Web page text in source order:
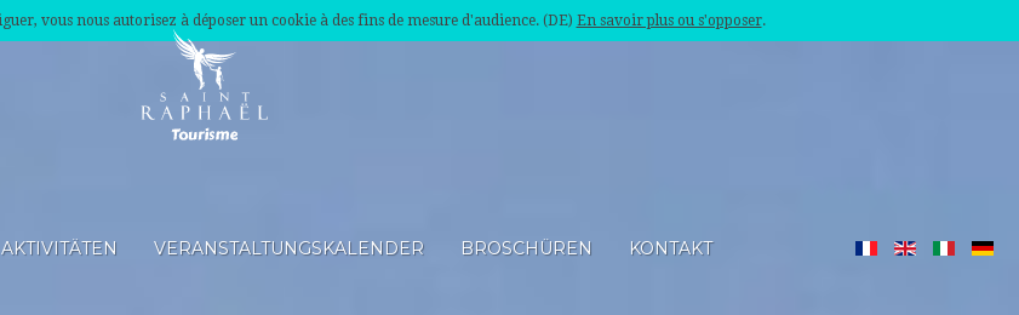
vous nous autorisez à déposer un cookie à des fins de mesure d'audience. (DE) En savoir plus ou s'opposer.
AKTIVITÄTEN VERANSTALTUNGSKALENDER BROSCHÜREN KONTAKT